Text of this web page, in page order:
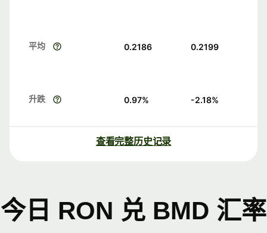
平均 0.2186 0.2199
升跌 0.97% -2.18%
查看完整历史记录
今日 RON 兑 BMD 汇率